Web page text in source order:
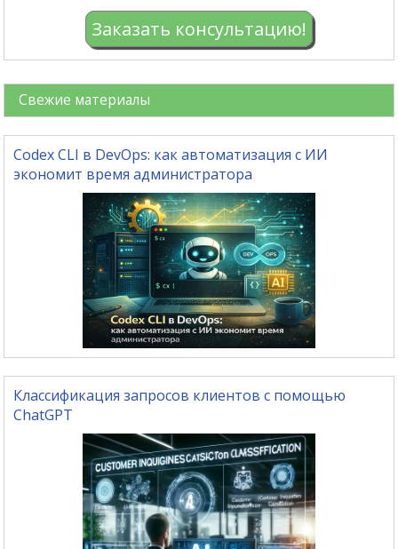
Заказать консультацию!
Свежие материалы
Codex CLI в DevOps: как автоматизация с ИИ
экономит время администратора
Классификация запросов клиентов с помощью
ChatGPT